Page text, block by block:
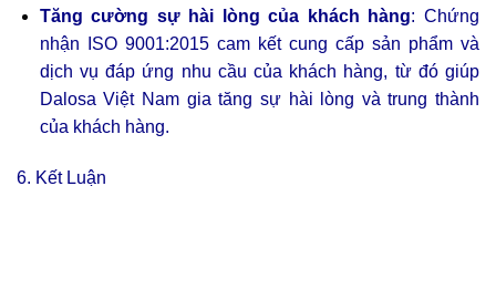
Tăng cường sự hài lòng của khách hàng: Chứng
nhận ISO 9001:2015 cam kết cung cấp sản phẩm và
dịch vụ đáp ứng nhu cầu của khách hàng, từ đó giúp
Dalosa Việt Nam gia tăng sự hài lòng và trung thành
của khách hàng.
6. Kết Luận